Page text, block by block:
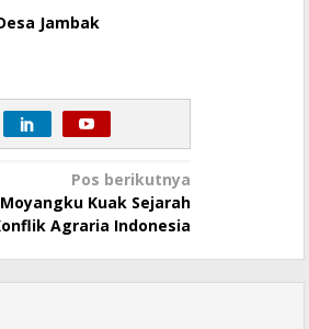
Jambak
Pos berikutnya
Kuak Sejarah
Agraria Indonesia